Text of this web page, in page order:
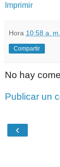
Imprimir
Hora 10:58 a. m.
Compartir
No hay
Publicar un
‹